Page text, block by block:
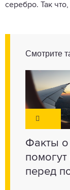
серебро. Так
Смотрите
Факты о
помогут
перед